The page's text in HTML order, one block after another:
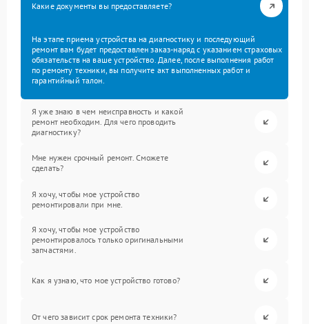
Какие документы вы предоставляете?
На этапе приема устройства на диагностику и последующий
ремонт вам будет предоставлен заказ-наряд с указанием страховых
обязательств на ваше устройство. Далее, после выполнения работ
по ремонту техники, вы получите акт выполненных работ и
гарантийный талон.
Я уже знаю в чем неисправность и какой
ремонт необходим. Для чего проводить
диагностику?
Мне нужен срочный ремонт. Сможете
сделать?
Я хочу, чтобы мое устройство
ремонтировали при мне.
Я хочу, чтобы мое устройство
ремонтировалось только оригинальными
запчастями.
Как я узнаю, что мое устройство готово?
От чего зависит срок ремонта техники?